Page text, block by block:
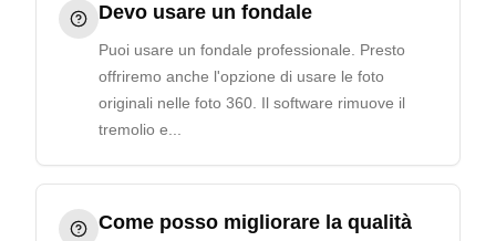
Devo usare un fondale
Puoi usare un fondale professionale. Presto
offriremo anche l'opzione di usare le foto
originali nelle foto 360. Il software rimuove il
tremolio e...
Come posso migliorare la qualità